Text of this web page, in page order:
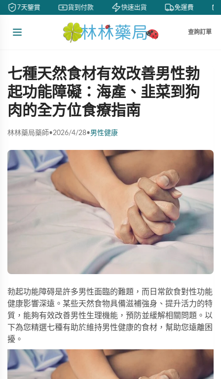
7天鑒賞 貨到付款 快速出貨 免運費
查詢訂單
七種天然食材有效改善男性勃
起功能障礙：海產、韭菜到狗
肉的全方位食療指南
林林藥局藥師•2026/4/28•男性健康
勃起功能障碍是許多男性面臨的難題，而日常飲食對性功能
健康影響深遠。某些天然食物具備滋補強身、提升活力的特
質，能夠有效改善男性生理機能，預防並緩解相關問題。以
下為您精選七種有助於維持男性健康的食材，幫助您遠離困
擾。